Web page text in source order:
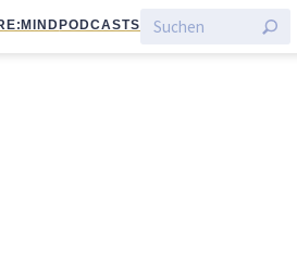
PODCASTS